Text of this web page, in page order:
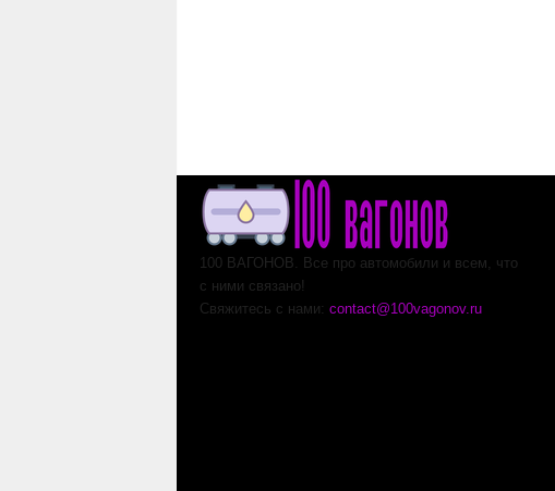
100 ВАГОНОВ. Все про автомобили и всем, что
с ними связано!
Свяжитесь с нами: contact@100vagonov.ru